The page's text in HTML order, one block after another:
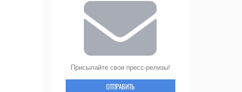
Присылайте свои пресс-релизы!
ОТПРАВИТЬ